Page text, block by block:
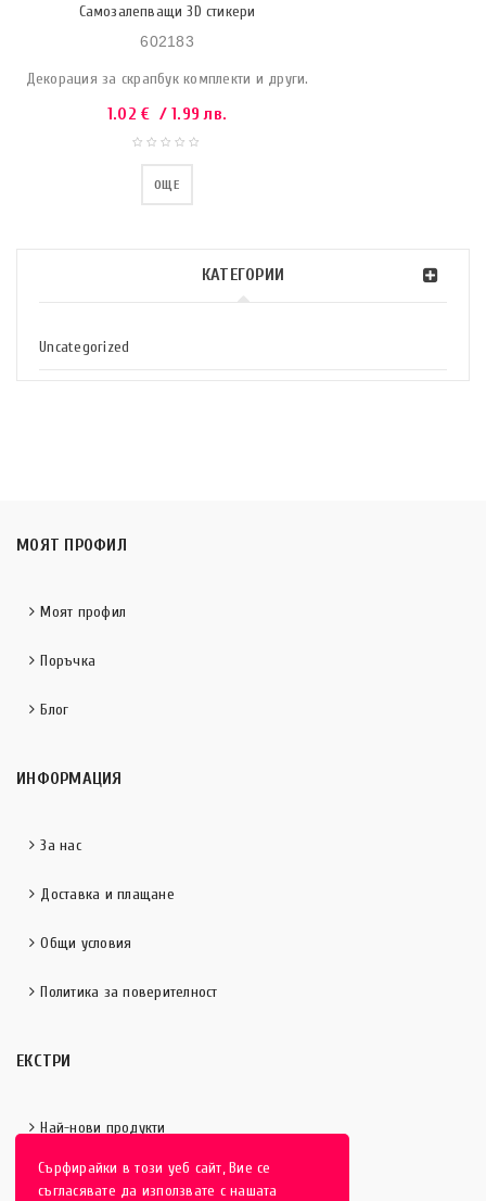
Сърфирайки в този уеб сайт, Вие се
съгласявате да използвате с нашата
КАТЕГОРИИ
Uncategorized
Самозалепващи 3D стикери
602183
Декорация за скрапбук комплекти и други.
1.02€ / 1.99 лв.
ОЩЕ
МОЯТ ПРОФИЛ
Моят профил
Поръчка
Блог
ИНФОРМАЦИЯ
За нас
Доставка и плащане
Общи условия
Политика за поверителност
ЕКСТРИ
Най-нови продукти
Отличени продукти